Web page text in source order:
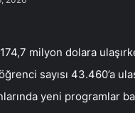
milyon dolara
sayısı 43.460’a
yeni programlar